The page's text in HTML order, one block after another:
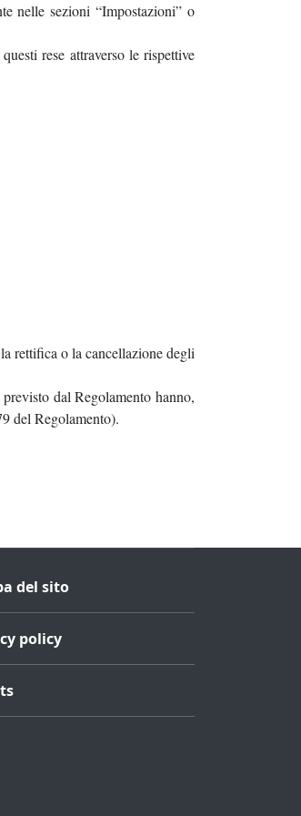
nelle sezioni “Impostazioni” o
rese attraverso le rispettive
rettifica o la cancellazione degli
dal Regolamento hanno,
del Regolamento).
del sito
policy